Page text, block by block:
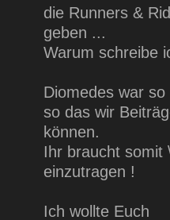
die Runners &
geben ...
Warum schreibe
Diomedes war
so das wir
können.
Ihr braucht somit
einzutragen !
Ich wollte Euch